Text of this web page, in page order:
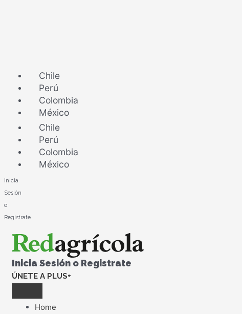
Chile
Perú
Colombia
México
Chile
Perú
Colombia
México
Inicia
Sesión
o
Registrate
Inicia Sesión o Registrate
ÚNETE A PLUS+
Home